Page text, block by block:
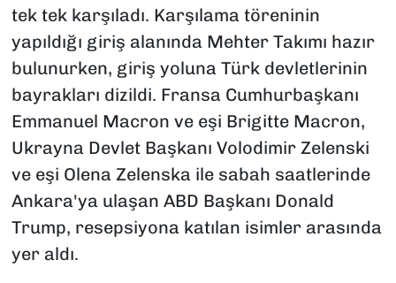
tek tek karşıladı. Karşılama töreninin
yapıldığı giriş alanında Mehter Takımı hazır
bulunurken, giriş yoluna Türk devletlerinin
bayrakları dizildi. Fransa Cumhurbaşkanı
Emmanuel Macron ve eşi Brigitte Macron,
Ukrayna Devlet Başkanı Volodimir Zelenski
ve eşi Olena Zelenska ile sabah saatlerinde
Ankara'ya ulaşan ABD Başkanı Donald
Trump, resepsiyona katılan isimler arasında
yer aldı.